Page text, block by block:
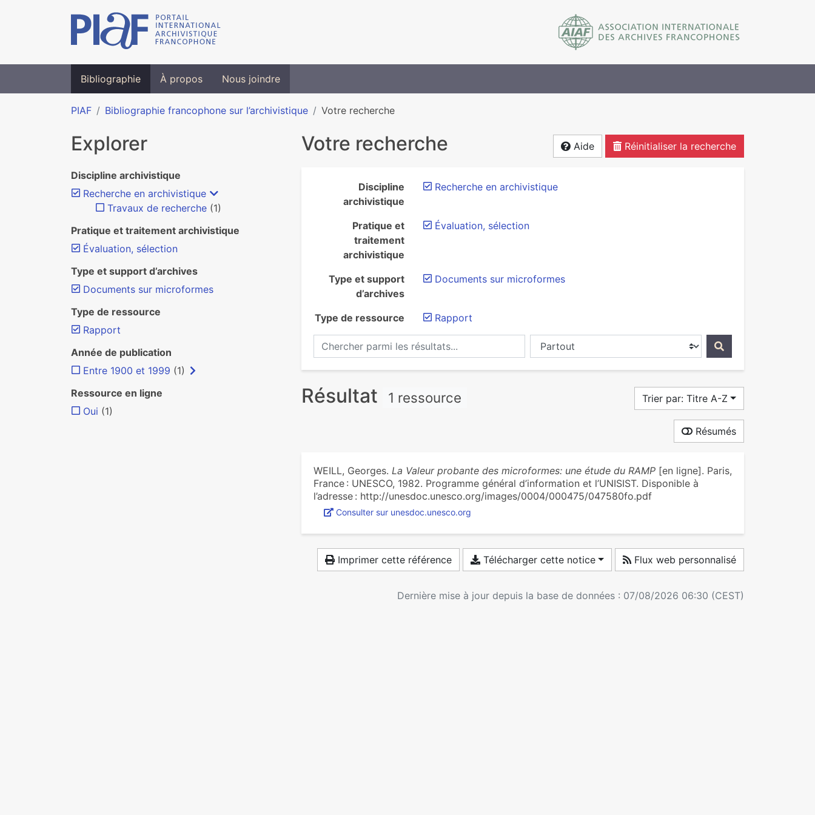
Bibliographie À propos Nous joindre
PIAF Bibliographie francophone sur l’archivistique Votre recherche
Votre recherche Aide Réinitialiser la recherche
Discipline
archivistique
Recherche en archivistique
Pratique et
traitement
archivistique
Évaluation, sélection
Type et support
d’archives
Documents sur microformes
Type de ressource
Rapport
Chercher parmi les résultats...
Chercher dans...
Résultat 1 ressource Trier par: Titre A-Z
Résumés
WEILL, Georges. La Valeur probante des microformes: une étude du RAMP[en ligne]. Paris,
France : UNESCO, 1982. Programme général d’information et l’UNISIST. Disponible à
l’adresse : http://unesdoc.unesco.org/images/0004/000475/047580fo.pdf
Consulter sur unesdoc.unesco.org
Imprimer cette référence Télécharger cette notice Flux web personnalisé
Dernière mise à jour depuis la base de données : 07/08/2026 06:30 (CEST)
Explorer
Discipline archivistique
Recherche en archivistique
Travaux de recherche (1)
Pratique et traitement archivistique
Évaluation, sélection
Type et support d’archives
Documents sur microformes
Type de ressource
Rapport
Année de publication
Entre 1900 et 1999 (1)
Ressource en ligne
Oui (1)